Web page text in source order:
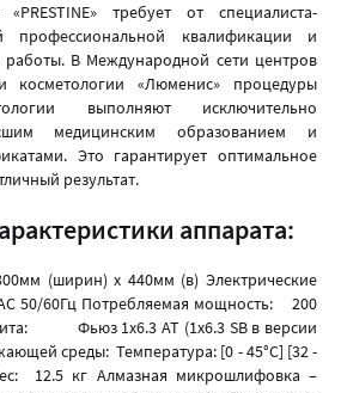
требует от специалиста-
профессиональной квалификации и
работы. В Международной сети центров
косметологии «Люменис» процедуры
выполняют исключительно
медицинским образованием и
Это гарантирует оптимальное
результат.
аппарата:
(ширин) x 440мм (в) Электрические
50/60Гц Потребляемая мощность: 200
Фьюз 1x6.3 AT (1x6.3 SB в версии
среды: Температура: [0 - 45°C] [32 -
12.5 кг Алмазная микрошлифовка –